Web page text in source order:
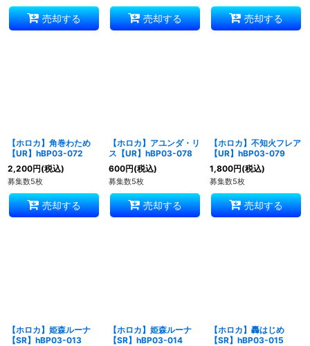
売却する 売却する 売却する
【ホロカ】角巻わため
【UR】hBP03-072
2,200円(税込)
募集数5枚
売却する
【ホロカ】アユンダ・リ
ス【UR】hBP03-078
600円(税込)
募集数5枚
売却する
【ホロカ】不知火フレア
【UR】hBP03-079
1,800円(税込)
募集数5枚
売却する
【ホロカ】姫森ルーナ
【SR】hBP03-013
【ホロカ】姫森ルーナ
【SR】hBP03-014
【ホロカ】轟はじめ
【SR】hBP03-015